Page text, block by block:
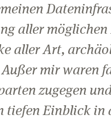
aller
aller Art,
mir waren
zugegen
tiefen Einblick in